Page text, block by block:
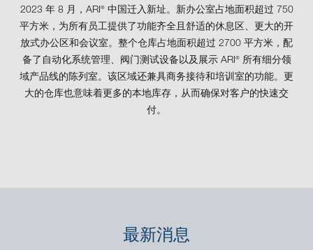
2023 年 8 月，ARI®中国迁入新址。新办公室占地面积超过 750
平方米，为所有员工提供了功能齐全且舒适的休息区、更大的开
放式办公区和会议室。整个仓库占地面积超过 2700 平方米，配
备了自动化系统管理、阀门测试设备以及展示 ARI®所有细分领
域产品线的陈列室。该区域还兼具商务接待和培训室的功能。更
大的仓库也意味着更多的本地库存，从而确保对客户的快速交
付。
最新消息